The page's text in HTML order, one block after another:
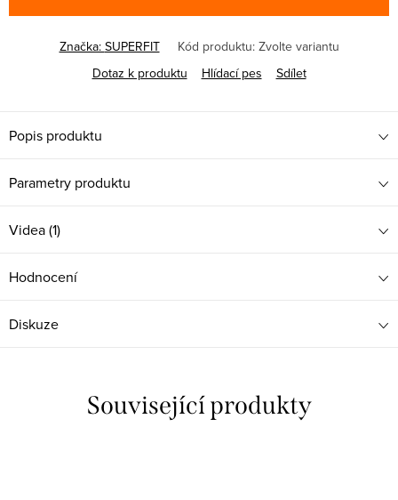
Značka: SUPERFIT Kód produktu: Zvolte variantu
Dotaz k produktu
Hlídací pes Sdílet
Popis produktu
Parametry produktu
Videa (1)
Hodnocení
Diskuze
Související produkty